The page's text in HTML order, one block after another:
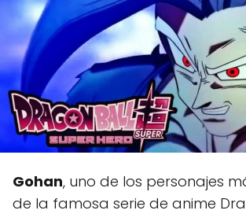
Gohan, uno de los personajes
de la famosa serie de anime